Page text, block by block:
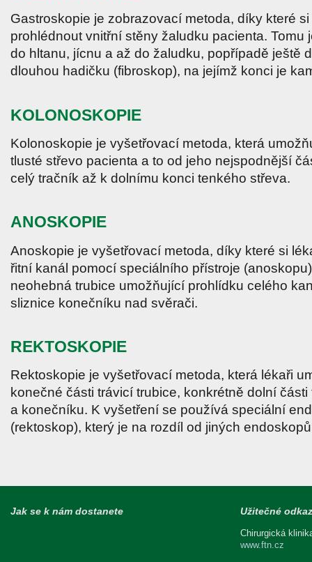
Gastroskopie je zobrazovací metoda, díky které
prohlédnout vnitřní stěny žaludku pacienta. Tomu
do hltanu, jícnu a až do žaludku, popřípadě ještě
dlouhou hadičku (fibroskop), na jejímž konci je
KOLONOSKOPIE
Kolonoskopie je vyšetřovací metoda, která
tlusté střevo pacienta a to od jeho nejspodnější
celý tračník až k dolnímu konci tenkého střeva.
ANOSKOPIE
Anoskopie je vyšetřovací metoda, díky které si
řitní kanál pomocí speciálního přístroje
neohebná trubice umožňující prohlídku celého
sliznice konečníku nad svěrači.
REKTOSKOPIE
Rektoskopie je vyšetřovací metoda, která lékaři
konečné části trávicí trubice, konkrétně dolní
a konečníku. K vyšetření se používá speciální
(rektoskop), který je na rozdíl od jiných
Jak se k nám dostanete Užitečné
Chirurgická
www.ftn.cz